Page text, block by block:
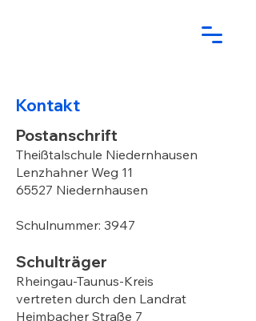
Kontakt
Postanschrift
Theißtalschule Niedernhausen
Lenzhahner Weg 11
65527 Niedernhausen
Schulnummer: 3947
Schulträger
Rheingau-Taunus-Kreis
vertreten durch den Landrat
Heimbacher Straße 7